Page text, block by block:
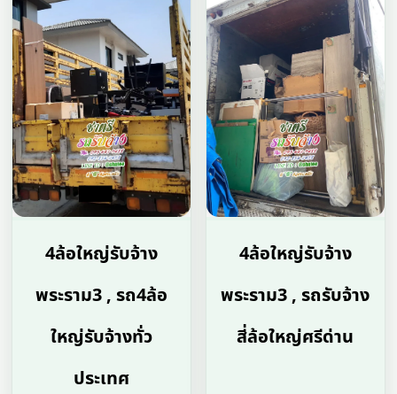
4ล้อใหญ่รับจ้าง
พระราม3 , รถ4ล้อ
ใหญ่รับจ้างทั่ว
ประเทศ
4ล้อใหญ่รับจ้าง
พระราม3 , รถรับจ้าง
สี่ล้อใหญ่ศรีด่าน